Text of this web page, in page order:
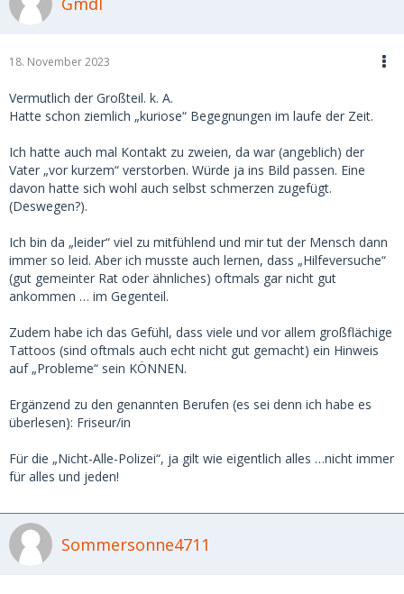
18. November 2023
Vermutlich der Großteil. k. A.
Hatte schon ziemlich „kuriose“ Begegnungen im laufe der Zeit.
Ich hatte auch mal Kontakt zu zweien, da war (angeblich) der
Vater „vor kurzem“ verstorben. Würde ja ins Bild passen. Eine
davon hatte sich wohl auch selbst schmerzen zugefügt.
(Deswegen?).
Ich bin da „leider“ viel zu mitfühlend und mir tut der Mensch dann
immer so leid. Aber ich musste auch lernen, dass „Hilfeversuche“
(gut gemeinter Rat oder ähnliches) oftmals gar nicht gut
ankommen … im Gegenteil.
Zudem habe ich das Gefühl, dass viele und vor allem großflächige
Tattoos (sind oftmals auch echt nicht gut gemacht) ein Hinweis
auf „Probleme“ sein KÖNNEN.
Ergänzend zu den genannten Berufen (es sei denn ich habe es
überlesen): Friseur/in
Für die „Nicht-Alle-Polizei“, ja gilt wie eigentlich alles …nicht immer
für alles und jeden!
Sommersonne4711